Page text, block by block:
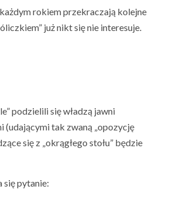
rokiem przekraczają kolejne
już nikt się nie interesuje.
podzielili się władzą jawni
(udającymi tak zwaną „opozycję
się z „okrągłego stołu” będzie
się pytanie: